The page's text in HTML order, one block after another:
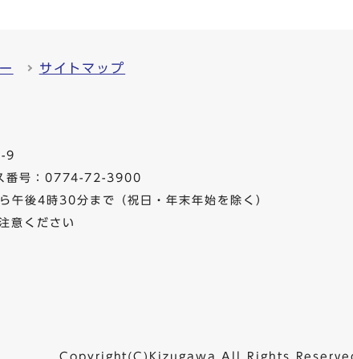
サイトマップ
9
番号：0774-72-3900
後4時30分まで（祝日・年末年始を除く）
意ください